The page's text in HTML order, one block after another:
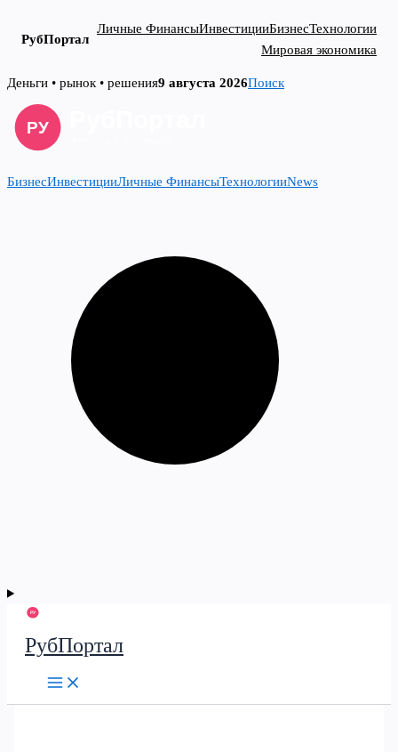
РубПортал
Личные ФинансыИнвестицииБизнесТехнологии
Мировая экономика
Skip
content
Деньги • рынок • решения9 августа 2026Поиск
БизнесИнвестицииЛичные ФинансыТехнологииNews
РубПортал